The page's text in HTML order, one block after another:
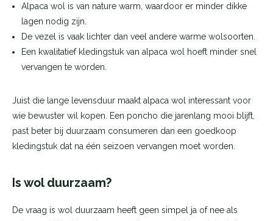
Alpaca wol is van nature warm, waardoor er minder dikke
lagen nodig zijn.
De vezel is vaak lichter dan veel andere warme wolsoorten.
Een kwalitatief kledingstuk van alpaca wol hoeft minder snel
vervangen te worden.
Juist die lange levensduur maakt alpaca wol interessant voor
wie bewuster wil kopen. Een poncho die jarenlang mooi blijft,
past beter bij duurzaam consumeren dan een goedkoop
kledingstuk dat na één seizoen vervangen moet worden.
Is wol duurzaam?
De vraag is wol duurzaam heeft geen simpel ja of nee als